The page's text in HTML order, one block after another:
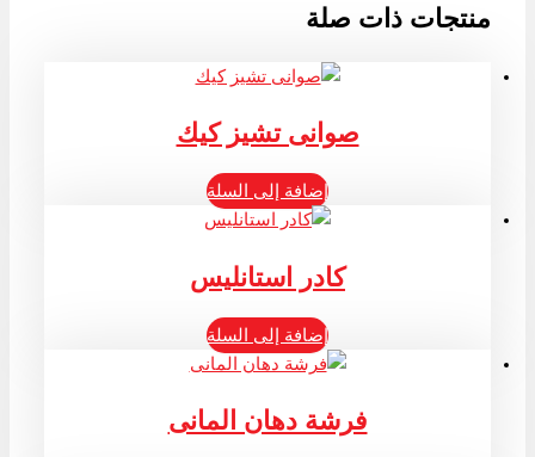
منتجات ذات صلة
صوانى تشيز كيك
إضافة إلى السلة
كادر استانليس
إضافة إلى السلة
فرشة دهان المانى